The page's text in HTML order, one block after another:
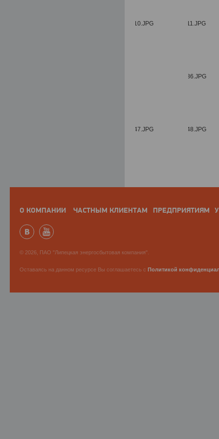
О КОМПАНИИ ЧАСТНЫМ КЛИЕНТАМ ПРЕДПРИЯТИЯМ
© 2026, ПАО "Липецкая энергосбытовая компания".
Оставаясь на данном ресурсе Вы соглашаетесь с Политикой